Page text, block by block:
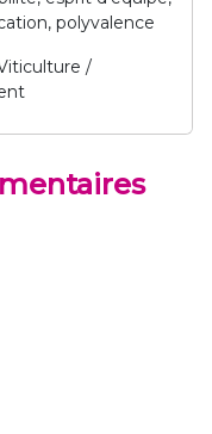
polyvalence
/